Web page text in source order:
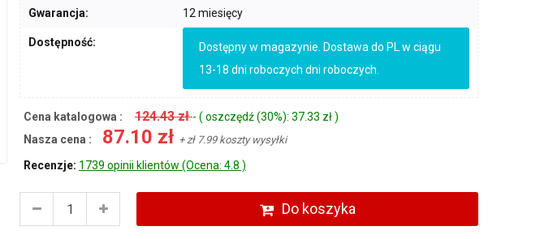
Gwarancja: 12 miesięcy
Dostępność:
Dostępny w magazynie. Dostawa do PL w ciągu
13-18 dni roboczych dni roboczych.
Cena katalogowa : 124.43 zł- ( oszczędź (30%): 37.33 zł )
Nasza cena :
87.10 zł + zł 7.99 koszty wysyłki
Recenzje: 1739 opinii klientów (Ocena: 4.8 )
Do koszyka